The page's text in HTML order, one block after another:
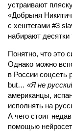
устраивают
«Добрыня
с хештегами #3
набирают
Понятно, что это
Однако можно
в России соцсеть
but… «Я не
американцы,
исполнять на
А чего стоит
помощью